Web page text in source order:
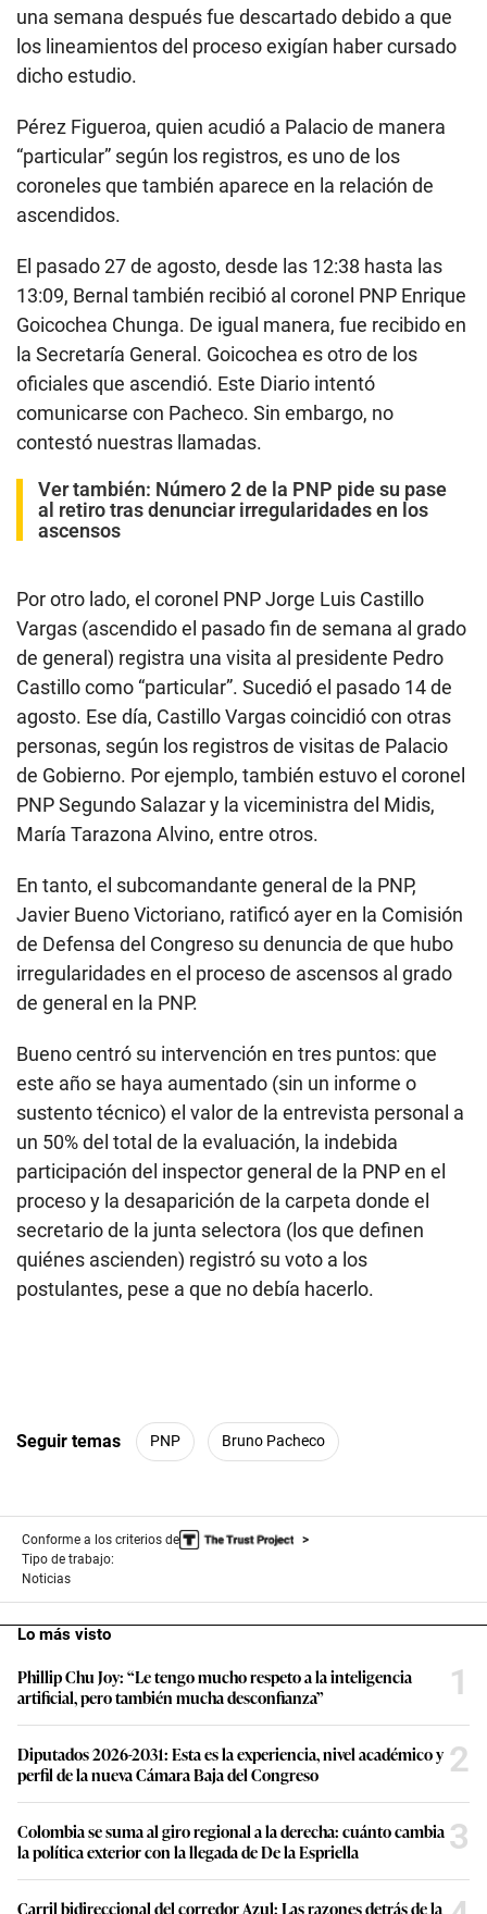
una semana después fue descartado debido a que
los lineamientos del proceso exigían haber cursado
dicho estudio.
Pérez Figueroa, quien acudió a Palacio de manera
“particular” según los registros, es uno de los
coroneles que también aparece en la relación de
ascendidos.
El pasado 27 de agosto, desde las 12:38 hasta las
13:09, Bernal también recibió al coronel PNP Enrique
Goicochea Chunga. De igual manera, fue recibido en
la Secretaría General. Goicochea es otro de los
oficiales que ascendió. Este Diario intentó
comunicarse con Pacheco. Sin embargo, no
contestó nuestras llamadas.
Ver también: Número 2 de la PNP pide su pase
al retiro tras denunciar irregularidades en los
ascensos
Por otro lado, el coronel PNP Jorge Luis Castillo
Vargas (ascendido el pasado fin de semana al grado
de general) registra una visita al presidente Pedro
Castillo como “particular”. Sucedió el pasado 14 de
agosto. Ese día, Castillo Vargas coincidió con otras
personas, según los registros de visitas de Palacio
de Gobierno. Por ejemplo, también estuvo el coronel
PNP Segundo Salazar y la viceministra del Midis,
María Tarazona Alvino, entre otros.
En tanto, el subcomandante general de la PNP,
Javier Bueno Victoriano, ratificó ayer en la Comisión
de Defensa del Congreso su denuncia de que hubo
irregularidades en el proceso de ascensos al grado
de general en la PNP.
Bueno centró su intervención en tres puntos: que
este año se haya aumentado (sin un informe o
sustento técnico) el valor de la entrevista personal a
un 50% del total de la evaluación, la indebida
participación del inspector general de la PNP en el
proceso y la desaparición de la carpeta donde el
secretario de la junta selectora (los que definen
quiénes ascienden) registró su voto a los
postulantes, pese a que no debía hacerlo.
Seguir temas PNP Bruno Pacheco
Conforme a los criterios de
Tipo de trabajo:
Noticias
Lo más visto
Phillip Chu Joy: “Le tengo mucho respeto a la inteligencia
artificial, pero también mucha desconfianza”
1
Diputados 2026-2031: Esta es la experiencia, nivel académico y
perfil de la nueva Cámara Baja del Congreso
2
Colombia se suma al giro regional a la derecha: cuánto cambia
la política exterior con la llegada de De la Espriella
3
Carril bidireccional del corredor Azul: Las razones detrás de la